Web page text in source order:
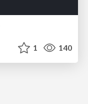
1 140